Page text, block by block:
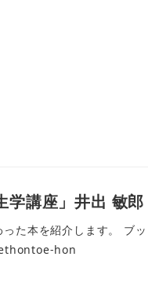
学講座」井出 敏
った本を紹介します。
hon